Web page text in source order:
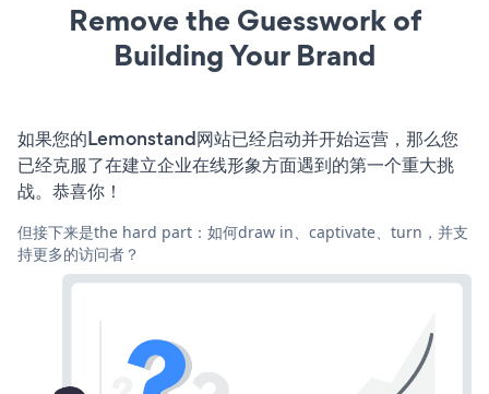
Remove the Guesswork of
Building Your Brand
如果您的Lemonstand网站已经启动并开始运营，那么您
已经克服了在建立企业在线形象方面遇到的第一个重大挑
战。恭喜你！
但接下来是the hard part：如何draw in、captivate、turn，并支
持更多的访问者？